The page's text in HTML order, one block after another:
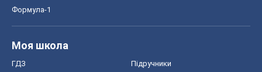
Формула-1
Моя школа
ГДЗ Підручники